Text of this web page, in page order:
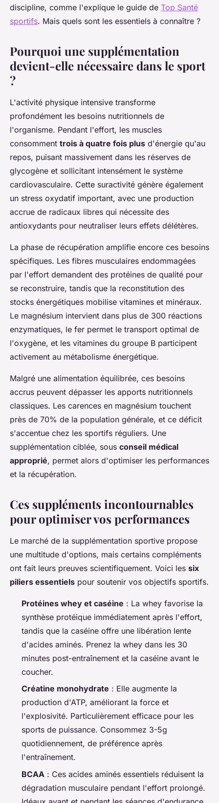
discipline, comme l'explique le guide de Top Santé
sportifs. Mais quels sont les essentiels à connaître ?
Pourquoi une supplémentation
devient-elle nécessaire dans le sport
?
L'activité physique intensive transforme
profondément les besoins nutritionnels de
l'organisme. Pendant l'effort, les muscles
consomment trois à quatre fois plus d'énergie qu'au
repos, puisant massivement dans les réserves de
glycogène et sollicitant intensément le système
cardiovasculaire. Cette suractivité génère également
un stress oxydatif important, avec une production
accrue de radicaux libres qui nécessite des
antioxydants pour neutraliser leurs effets délétères.
La phase de récupération amplifie encore ces besoins
spécifiques. Les fibres musculaires endommagées
par l'effort demandent des protéines de qualité pour
se reconstruire, tandis que la reconstitution des
stocks énergétiques mobilise vitamines et minéraux.
Le magnésium intervient dans plus de 300 réactions
enzymatiques, le fer permet le transport optimal de
l'oxygène, et les vitamines du groupe B participent
activement au métabolisme énergétique.
Malgré une alimentation équilibrée, ces besoins
accrus peuvent dépasser les apports nutritionnels
classiques. Les carences en magnésium touchent
près de 70% de la population générale, et ce déficit
s'accentue chez les sportifs réguliers. Une
supplémentation ciblée, sous conseil médical
approprié, permet alors d'optimiser les performances
et la récupération.
Ces suppléments incontournables
pour optimiser vos performances
Le marché de la supplémentation sportive propose
une multitude d'options, mais certains compléments
ont fait leurs preuves scientifiquement. Voici les six
piliers essentiels pour soutenir vos objectifs sportifs.
Protéines whey et caséine : La whey favorise la
synthèse protéique immédiatement après l'effort,
tandis que la caséine offre une libération lente
d'acides aminés. Prenez la whey dans les 30
minutes post-entraînement et la caséine avant le
coucher.
Créatine monohydrate : Elle augmente la
production d'ATP, améliorant la force et
l'explosivité. Particulièrement efficace pour les
sports de puissance. Consommez 3-5g
quotidiennement, de préférence après
l'entraînement.
BCAA : Ces acides aminés essentiels réduisent la
dégradation musculaire pendant l'effort prolongé.